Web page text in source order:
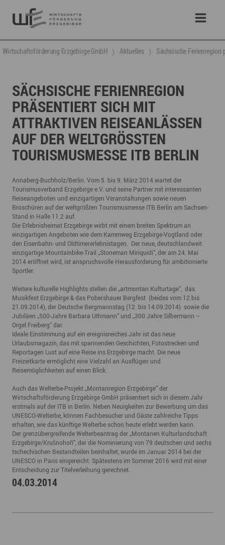
Wirtschaftsförderung Erzgebirge GmbH Aktuelles Sächsische
SÄCHSISCHE FERIENREGION
PRÄSENTIERT SICH MIT
ATTRAKTIVEN REISEANLÄSSEN
AUF DER WELTGRÖSSTEN T
OURISMUSMESSE ITB BERLIN
Annaberg-Buchholz/Berlin. Vom 5. bis 9. März 2014 wartet der
Tourismusverband Erzgebirge e.V. und seine Partner mit interessanten
Reiseangeboten und einzigartigen Veranstaltungen sowie neuen
Broschüren auf der weltgrößten Tourismusmesse ITB Berlin am Sachsen-
Stand in Halle 11.2 auf.
Die Erlebnisheimat Erzgebirge wirbt mit einem breiten Spektrum an
einzigartigen Angeboten wie dem Kammweg Erzgebirge-Vogtland oder
den Eisenbahn- und Oldtimererlebnistagen. Der neue, deutschlandweit
einzigartige Mountainbike-Trail „Stoneman Miriquidi“, der am 24. Mai
2014 eröffnet wird, ist anspruchsvolle Herausforderung für ambitionierte
Sportler.
Weitere kulturelle Highlights stellen die „artmontan Kulturtage“, das
Musikfest Erzgebirge & das Pobershauer Bergfest (beides vom 12.bis
21.09.2014), der Deutsche Bergmannstag (12. bis 14.09.2014) sowie die
Jubiläen „500-Jahre Barbara Uthmann“ und „300 Jahre Silbermann –
Orgel Freiberg“ dar.
Ideale Einstimmung auf ein ereignisreiches Jahr ist das neue
Urlaubsmagazin, das mit spannenden Geschichten, Fotostrecken und
Reportagen Lust auf eine Reise ins Erzgebirge macht. Die neue
Freizeitkarte ermöglicht eine Vielzahl an Ausflügen und
Reisemöglichkeiten auf einen Blick.
Auch das Welterbe-Projekt „Montanregion Erzgebirge“ der
Wirtschaftsförderung Erzgebirge GmbH präsentiert sich in diesem Jahr
erstmals auf der ITB in Berlin. Neben Neuigkeiten zur Bewerbung um das
UNESCO-Welterbe, können Fachbesucher und Gäste zahlreiche Tipps
erhalten, wie das künftige Welterbe schon heute erlebt werden kann.
Der grenzübergreifende Welterbeantrag der „Montanen Kulturlandschaft
Erzgebirge/Krušnohoří“, der die Nominierung von 79 deutschen und sechs
tschechischen Bestandteilen beinhaltet, wurde im Januar 2014 bei der
UNESCO in Paris eingereicht. Spätestens im Sommer 2016 wird mit einer
Entscheidung zur Titelverleihung gerechnet.
04.03.2014